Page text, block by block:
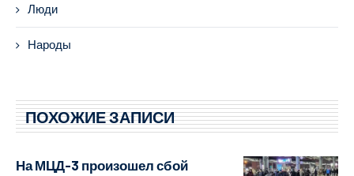
Люди
Народы
ПОХОЖИЕ ЗАПИСИ
На МЦД-3 произошел сбой